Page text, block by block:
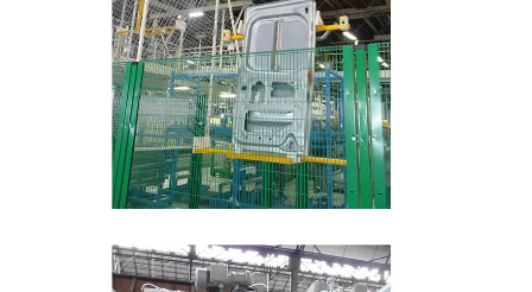
Transfert incliné de tôlerie